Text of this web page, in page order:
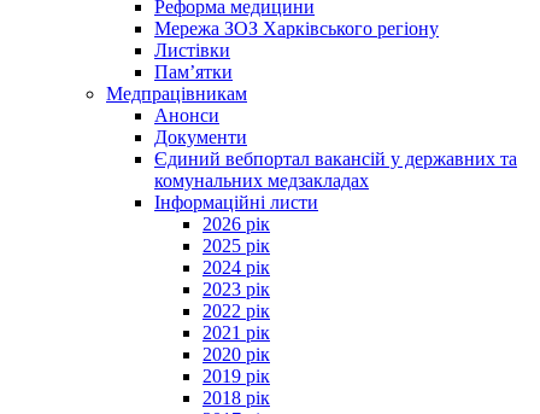
Реформа медицини
Мережа ЗОЗ Харківського регіону
Листівки
Пам’ятки
Медпрацівникам
Анонси
Документи
Єдиний вебпортал вакансій у державних та
комунальних медзакладах
Інформаційні листи
2026 рік
2025 рік
2024 рік
2023 рік
2022 рік
2021 рік
2020 рік
2019 рік
2018 рік